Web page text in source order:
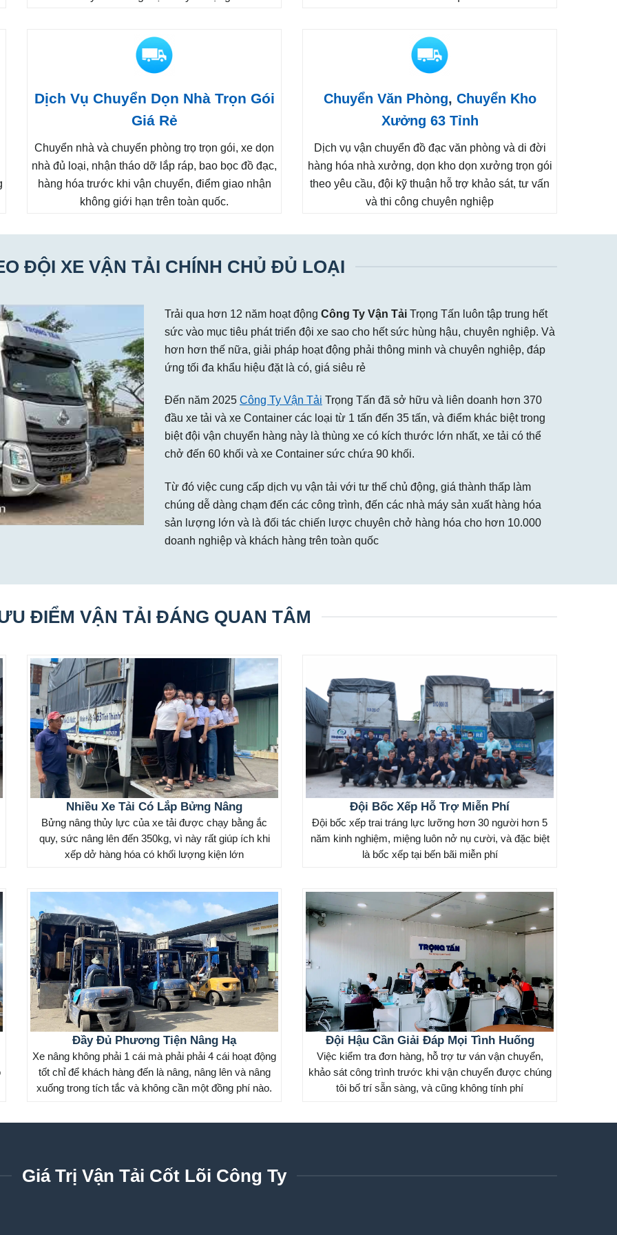
Dịch Vụ Chuyển Dọn Nhà Trọn Gói
Giá Rẻ
Chuyển nhà và chuyển phòng trọ trọn gói, xe dọn
nhà đủ loại, nhận tháo dỡ lắp ráp, bao bọc đồ đạc,
hàng hóa trước khi vận chuyển, điểm giao nhận
không giới hạn trên toàn quốc.
Chuyển Văn Phòng, Chuyển Kho
Xưởng 63 Tỉnh
Dịch vụ vận chuyển đồ đạc văn phòng và di đời
hàng hóa nhà xưởng, dọn kho dọn xưởng trọn gói
theo yêu cầu, đội kỹ thuận hỗ trợ khảo sát, tư vấn
và thi công chuyên nghiệp
ĐỘI XE VẬN TẢI CHÍNH CHỦ ĐỦ LOẠI
Trải qua hơn 12 năm hoạt động Công Ty Vận Tải Trọng Tấn luôn tập trung hết
sức vào mục tiêu phát triển đội xe sao cho hết sức hùng hậu, chuyên nghiệp. Và
hơn hơn thế nữa, giải pháp hoạt động phải thông minh và chuyên nghiệp, đáp
ứng tối đa khẩu hiệu đặt là có, giá siêu rẻ
Đến năm 2025 Công Ty Vận Tải Trọng Tấn đã sở hữu và liên doanh hơn 370
đầu xe tải và xe Container các loại từ 1 tấn đến 35 tấn, và điểm khác biệt trong
biệt đội vận chuyển hàng này là thùng xe có kích thước lớn nhất, xe tải có thể
chở đến 60 khối và xe Container sức chứa 90 khối.
Từ đó việc cung cấp dịch vụ vận tải với tư thế chủ động, giá thành thấp làm
chúng dễ dàng chạm đến các công trình, đến các nhà máy sản xuất hàng hóa
sản lượng lớn và là đối tác chiến lược chuyên chở hàng hóa cho hơn 10.000
doanh nghiệp và khách hàng trên toàn quốc
ĐIỂM VẬN TẢI ĐÁNG QUAN TÂM
Nhiều Xe Tải Có Lắp Bửng Nâng
Bửng nâng thủy lực của xe tải được chạy bằng ắc
quy, sức nâng lên đến 350kg, vì này rất giúp ích khi
xếp dở hàng hóa có khối lượng kiện lớn
Đội Bốc Xếp Hỗ Trợ Miễn Phí
Đội bốc xếp trai tráng lực lưỡng hơn 30 người hơn 5
năm kinh nghiệm, miệng luôn nở nụ cười, và đặc biệt
là bốc xếp tại bến bãi miễn phí
Đầy Đủ Phương Tiện Nâng Hạ
Xe nâng không phải 1 cái mà phải phải 4 cái hoạt động
tốt chỉ để khách hàng đến là nâng, nâng lên và nâng
xuống trong tích tắc và không cần một đồng phí nào.
Đội Hậu Cần Giải Đáp Mọi Tình Huống
Việc kiểm tra đơn hàng, hỗ trợ tư ván vận chuyển,
khảo sát công trình trước khi vận chuyển được chúng
tôi bố trí sẵn sàng, và cũng không tính phí
Giá Trị Vận Tải Cốt Lõi Công Ty